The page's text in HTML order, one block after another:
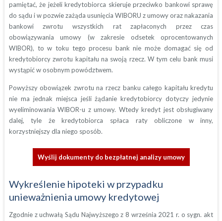
pamiętać, że jeżeli kredytobiorca skieruje przeciwko bankowi sprawę
do sądu i w pozwie zażąda usunięcia WIBORU z umowy oraz nakazania
bankowi zwrotu wszystkich rat zapłaconych przez czas
obowiązywania umowy (w zakresie odsetek oprocentowanych
WIBOR), to w toku tego procesu bank nie może domagać się od
kredytobiorcy zwrotu kapitału na swoją rzecz. W tym celu bank musi
wystąpić w osobnym powództwem.
Powyższy obowiązek zwrotu na rzecz banku całego kapitału kredytu
nie ma jednak miejsca jeśli żądanie kredytobiorcy dotyczy jedynie
wyeliminowania WIBOR-u z umowy. Wtedy kredyt jest obsługiwany
dalej, tyle że kredytobiorca spłaca raty obliczone w inny,
korzystniejszy dla niego sposób.
Wyślij dokumenty do bezpłatnej analizy umowy
Wykreślenie hipoteki w przypadku
unieważnienia umowy kredytowej
Zgodnie z uchwałą Sądu Najwyższego z 8 września 2021 r. o sygn. akt